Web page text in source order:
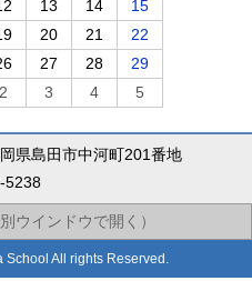
13 14
15
20 21
22
27 28
29
2 3 4 5
県島田市中河町201番地
5238
ウインドウで開く）
All rights Reserved.